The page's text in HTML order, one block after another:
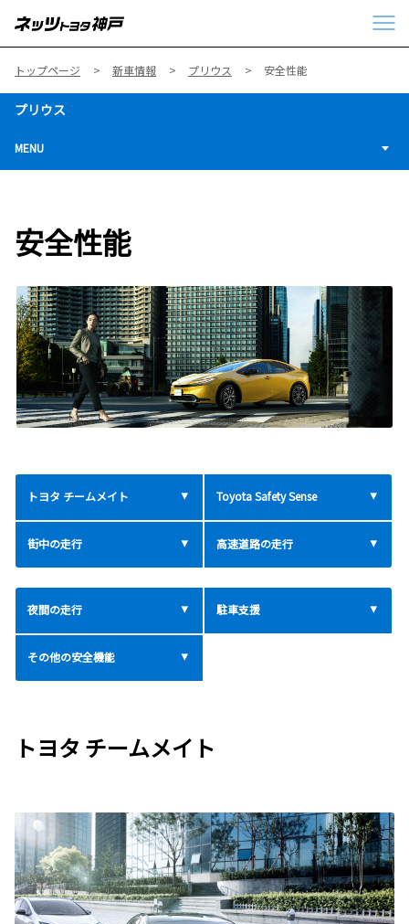
トップページ 新車情報 プリウス 安全性能
プリウス
MENU
安全性能
トヨタ チームメイト Toyota Safety Sense
街中の走行 高速道路の走行
夜間の走行 駐車支援
その他の安全機能
トヨタ チームメイト